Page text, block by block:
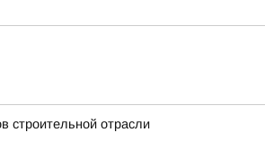
строительной отрасли